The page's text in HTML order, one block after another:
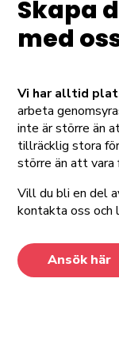
Skapa
med
Vi har alltid
arbeta
inte är större än
tillräcklig stora
större än att vara
Vill du bli en del
kontakta oss och
Ansök här